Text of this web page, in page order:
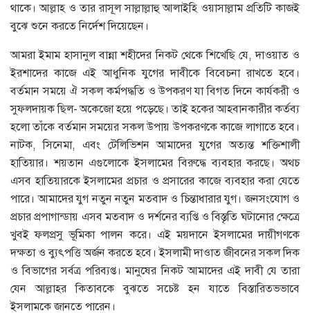
থাকে। আল্লাহ ও তার রাসূল সাল্লাল্লাহু আলাইহি ওয়াসাল্লাম প্রতিটি কাজই
বুঝে শুনে করতে নির্দেশ দিয়েছেন।
আমরা ইমাম হাসানুল বান্না শহীদের নিকট থেকে শিখেছি যে, দাওয়াত ও
ইরশাদের কাজে এই আধুনিক যুগের দাবীকে বিবেচনা রাখতে হবে।
বর্তমান সময়ে ঐ সকল কর্মপদ্ধতি ও উপকরণ যা বিগত দিনে কার্যকরী ও
সুফলদায়ক ছিল- অকেজো হয়ে পড়েছে। তাই হকের আহবানকারীর কর্তব্য
হলো তাঁকে বর্তমান সময়ের সকল উপায় উপকরণকে কাজে লাগাতে হবে।
নাটক, সিনেমা, এবং টেলিভিশন আমাদের যুগের অত্যন্ত শক্তিশালী
হাতিয়ার। শয়তান এগুলোকে ইসলামের বিরুদ্ধে ব্যবহার করছে। অথচ
এসব হাতিয়ারকে ইসলামের প্রচার ও প্রসারের কাজে ব্যবহার করা যেতে
পারে। আমাদের যুগ নতুন নতুন মতবাদ ও চিন্তাধারার যুগ। জনসংযোগ ও
প্রচার প্রপাগান্ডায় এসব মতবাদ ও দর্শনের ব্যপ্তি ও বিস্তৃতি ঘটানোর ক্ষেত্রে
খুবই ফলপ্রসু ভূমিকা পালন করে। এই ময়দানে ইসলামের দায়ীগণকে
দক্ষতা ও ব্যুৎপত্তি অর্জন করতে হবে। ইসলামী দাওাত জীবনের সকল দিক
ও বিভাগের সর্বত্র পরিব্যপ্ত। মানুষের নিকট আমাদের এই দাবী যে তারা
যেন আল্লাহর কিতাবকে বুঝতে সচেষ্ট হন যাতে বিস্তারিতভভাবে
ইসলামকে জানতে পারেন।